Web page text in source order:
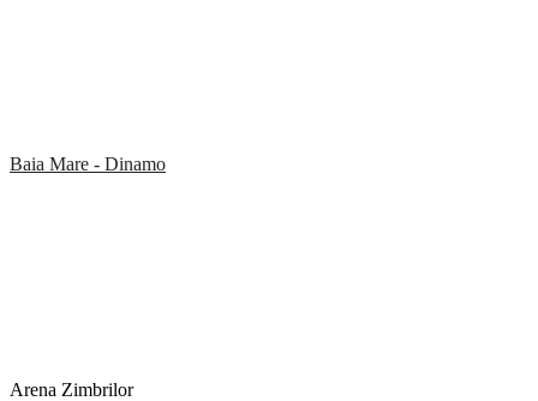
Baia Mare - Dinamo
Arena Zimbrilor